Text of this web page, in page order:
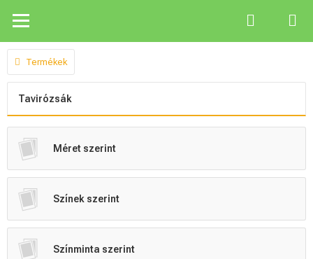
Termékek
Tavirózsák
Méret szerint
Színek szerint
Színminta szerint